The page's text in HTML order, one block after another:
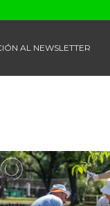
AL NEWSLETTER